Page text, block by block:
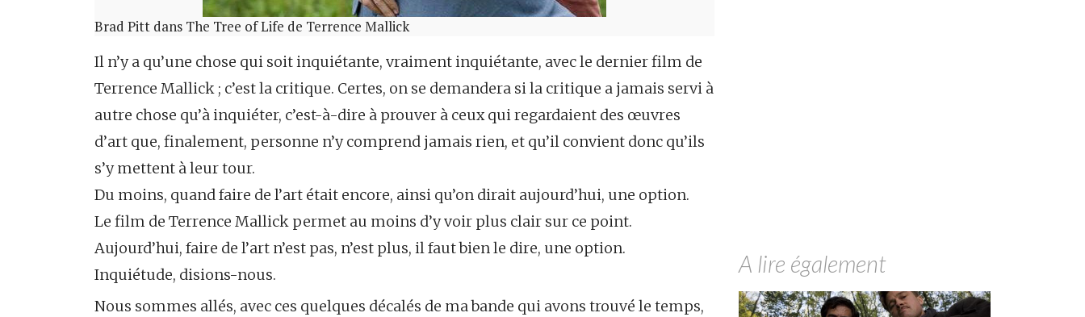
Brad Pitt dans The Tree of Life de Terrence Mallick
Il n’y a qu’une chose qui soit inquiétante, vraiment inquiétante, avec le dernier film de
Terrence Mallick ; c’est la critique. Certes, on se demandera si la critique a jamais servi à
autre chose qu’à inquiéter, c’est-à-dire à prouver à ceux qui regardaient des œuvres
d’art que, finalement, personne n’y comprend jamais rien, et qu’il convient donc qu’ils
s’y mettent à leur tour.
Du moins, quand faire de l’art était encore, ainsi qu’on dirait aujourd’hui, une option.
Le film de Terrence Mallick permet au moins d’y voir plus clair sur ce point.
Aujourd’hui, faire de l’art n’est pas, n’est plus, il faut bien le dire, une option.
Inquiétude, disions-nous.
Nous sommes allés, avec ces quelques décalés de ma bande qui avons trouvé le temps,
A lire également